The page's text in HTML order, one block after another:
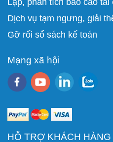
Dịch vụ tạm ngưng, giải
Gỡ rối sổ sách kế toán
Mạng xã hội
HỖ TRỢ KHÁCH HÀNG